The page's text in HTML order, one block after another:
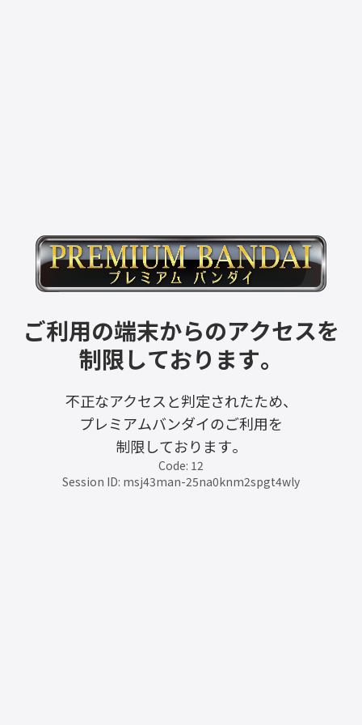
ご利用の端末からのアクセスを
制限しております。
不正なアクセスと判定されたため、
プレミアムバンダイのご利用を
制限しております。
Code: 12
Session ID: msj43man-25na0knm2spgt4wly